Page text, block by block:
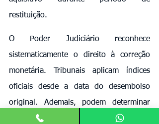
restituição.
O Poder Judiciário reconhece
sistematicamente o direito à correção
monetária. Tribunais aplicam índices
oficiais desde a data do desembolso
original. Ademais, podem determinar
incidência de juros moratórios sobre